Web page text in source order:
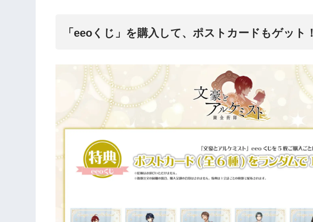
「eeoくじ」を購入して、ポストカードもゲット！